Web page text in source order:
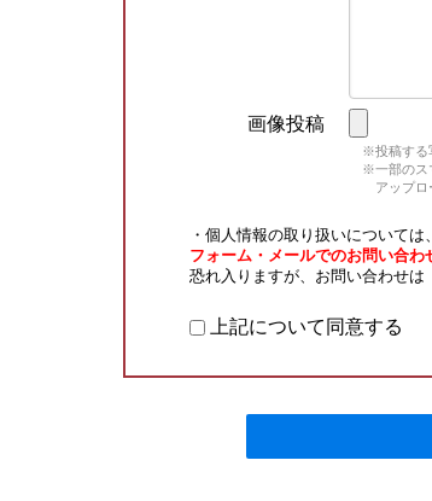
画像投稿
※投稿する
※一部のス
アップロ
・個人情報の取り扱いについては、
フォーム・メールでのお問い合わ
恐れ入りますが、お問い合わせ
上記について同意する